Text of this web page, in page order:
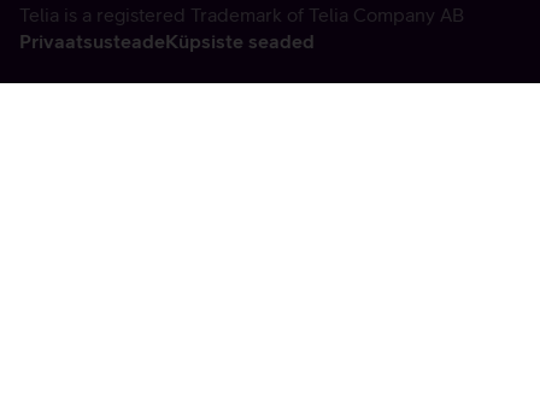
Telia is a registered Trademark of Telia Company AB
PrivaatsusteadeKüpsiste seaded